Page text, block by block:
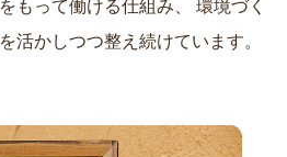
もって働ける仕組み、
活かしつつ整え続けています。